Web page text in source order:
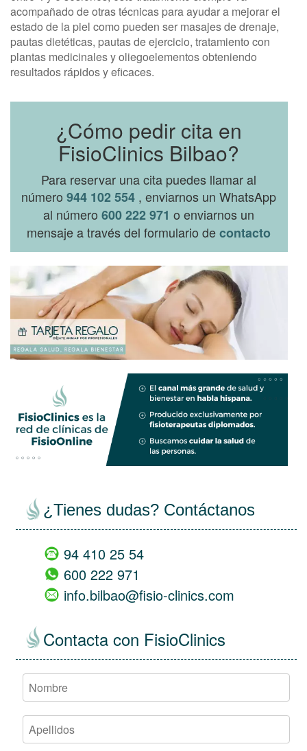
acompañado de otras técnicas para ayudar a mejorar el
estado de la piel como pueden ser masajes de drenaje,
pautas dietéticas, pautas de ejercicio, tratamiento con
plantas medicinales y oliegoelementos obteniendo
resultados rápidos y eficaces.
¿Cómo pedir cita en
FisioClinics Bilbao?
Para reservar una cita puedes llamar al
número944 102 554 , enviarnos un WhatsApp
al número600 222 971 o enviarnos un
mensaje a través del formulario decontacto
¿Tienes dudas? Contáctanos
94 410 25 54
600 222 971
info.bilbao@fisio-clinics.com
Contacta con FisioClinics